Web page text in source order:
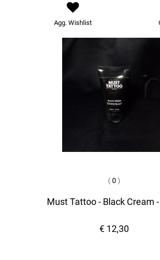
Agg. Wishlist
(0 )
Must Tattoo - Black Cream -
€ 12,30